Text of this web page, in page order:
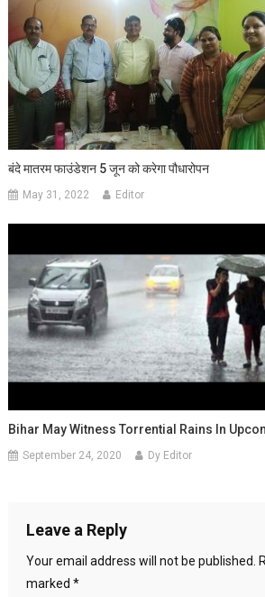
बंदे मातरम फाउंडेशन 5 जून को करेगा पौधारोपन
May 31, 2022 Editor
Bihar May Witness Torrential Rains In
September 24, 2020 Dy Editor
Leave a Reply
Your email address will not be published.
marked *